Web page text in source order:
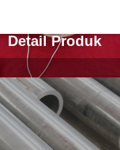
Detail Produk